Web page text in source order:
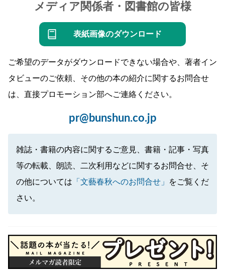
メディア関係者・図書館の皆様
表紙画像のダウンロード
ご希望のデータがダウンロードできない場合や、著者イン
タビューのご依頼、その他の本の紹介に関するお問合せ
は、直接プロモーション部へご連絡ください。
pr@bunshun.co.jp
雑誌・書籍の内容に関するご意見、書籍・記事・写真
等の転載、朗読、二次利用などに関するお問合せ、そ
の他については 「文藝春秋へのお問合せ」
をご覧くだ
さい。